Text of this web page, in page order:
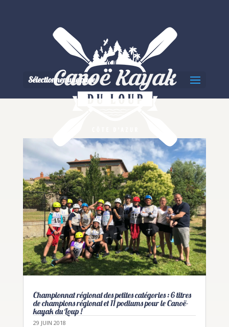
Sélectionner une page
Championnat régional des petites catégories : 6 titres
de champions régional et 11 podiums pour le Canoë-
kayak du Loup !
29 JUIN 2018